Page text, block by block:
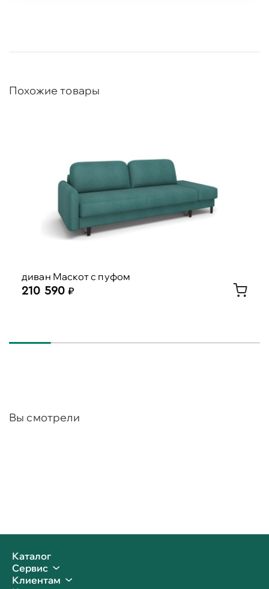
Похожие товары
диван Маскот с пуфом
210 590
Вы смотрели
Каталог
Сервис
Клиентам